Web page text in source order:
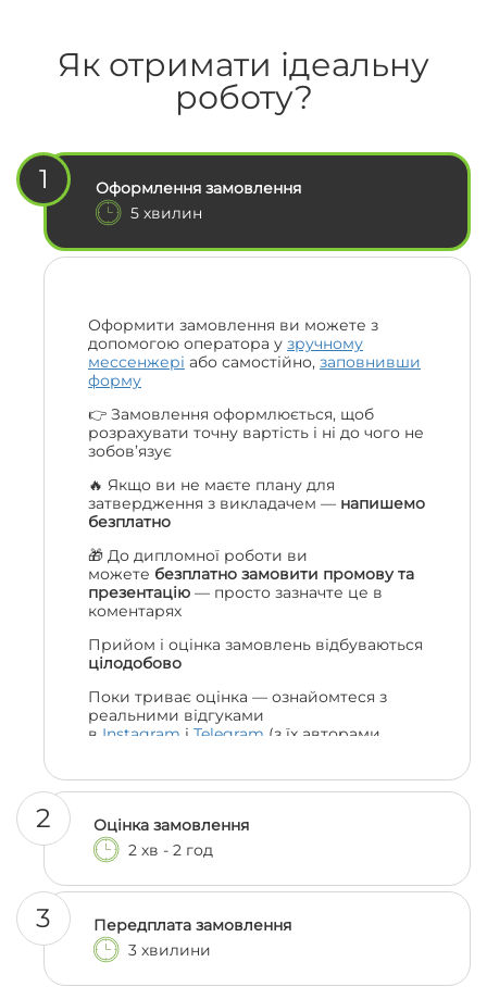
Як отримати ідеальну
роботу?
1
Оформлення замовлення
5 хвилин
Оформити замовлення ви можете з
допомогою оператора у зручному
мессенжері або самостійно, заповнивши
форму
👉 Замовлення оформлюється, щоб
розрахувати точну вартість і ні до чого не
зобов’язує
🔥 Якщо ви не маєте плану для
затвердження з викладачем — напишемо
безплатно
🎁 До дипломної роботи ви
можете безплатно замовити промову та
презентацію — просто зазначте це в
коментарях
Прийом і оцінка замовлень відбуваються
цілодобово
Поки триває оцінка — ознайомтеся з
реальними відгуками
в Instagram і Telegram (з їх авторами
2
Оцінка замовлення
2 хв - 2 год
3
Передплата замовлення
3 хвилини